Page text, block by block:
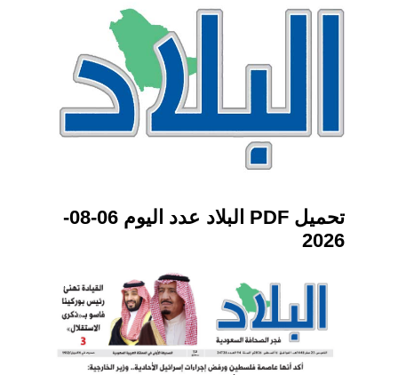
تحميل PDF البلاد عدد اليوم 06-08-
2026